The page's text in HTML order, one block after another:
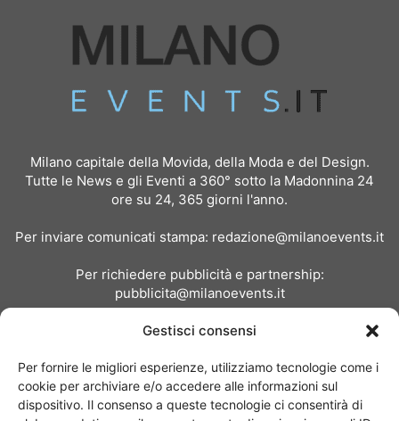
Gestisci consensi
Per fornire le migliori esperienze, utilizziamo tecnologie come i
cookie per archiviare e/o accedere alle informazioni sul
dispositivo. Il consenso a queste tecnologie ci consentirà di
Milano capitale della Movida, della Moda e del Design.
Tutte le News e gli Eventi a 360° sotto la Madonnina 24
ore su 24, 365 giorni l'anno.
Per inviare comunicati stampa: redazione@milanoevents.it
Per richiedere pubblicità e partnership:
pubblicita@milanoevents.it